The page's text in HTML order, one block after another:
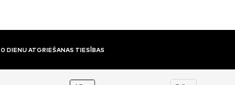
DIENU ATGRIEŠANAS TIESĪBAS